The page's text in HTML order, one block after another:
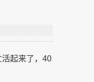
起来了，40